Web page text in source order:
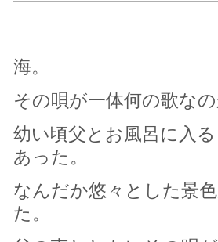
海。
その唄が一体何の歌な
幼い頃父とお風呂に入
あった。
なんだか悠々とした景
た。